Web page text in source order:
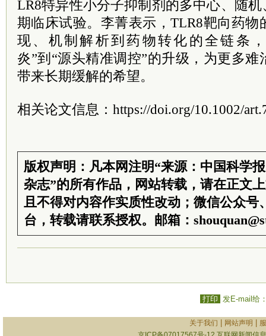
LR8特异性小分子抑制剂的多中心、随
期临床试验。李菁表示，TLR8靶向药物
现、机制解析到药物转化的全链条
炎”到“源头精准调控”的升级，为更多
带来长期缓解的希望。
相关论文信息：https://doi.org/10.1002/
版权声明：凡本网注明“来源：中国科学
杂志”的所有作品，网站转载，请在正文
且不得对内容作实质性改动；微信公众号
台，转载请联系授权。邮箱：
打印 发E-mail给
关于我们 网站声明